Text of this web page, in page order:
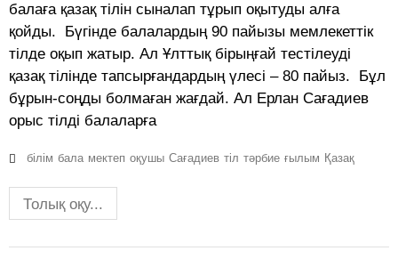
балаға қазақ тілін сыналап тұрып оқытуды алға
қойды. Бүгінде балалардың 90 пайызы мемлекеттік
тілде оқып жатыр. Ал Ұлттық бірыңғай тестілеуді
қазақ тілінде тапсырғандардың үлесі – 80 пайыз. Бұл
бұрын-соңды болмаған жағдай. Ал Ерлан Сағадиев
орыс тілді балаларға
білім бала мектеп оқушы Сағадиев тіл тәрбие ғылым Қазақ
Толық оқу...